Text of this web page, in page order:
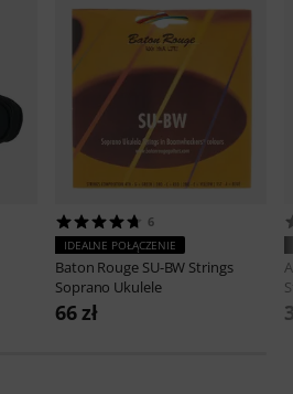
6
IDEALNE POŁĄCZENIE
Baton Rouge SU-BW Strings
Soprano Ukulele
66 zł